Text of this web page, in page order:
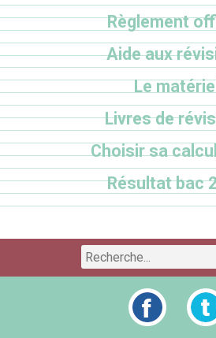
Règlement
Aide aux
Le
Livres de
Choisir sa
Résultat bac